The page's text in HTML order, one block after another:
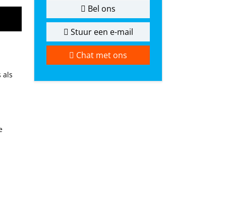
als
Bel ons
Stuur een e-mail
Chat met ons